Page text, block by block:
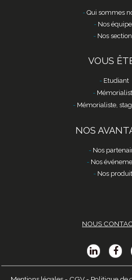
Qui sommes
Nos
Nos
VOUS
Etudiant
Mémorialiste,
NOS
Nos
Nos
Nos
NOUS